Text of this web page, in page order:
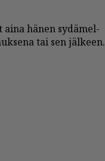
ai­na hä­nen sy­dä­mel­
tai sen jäl­keen.